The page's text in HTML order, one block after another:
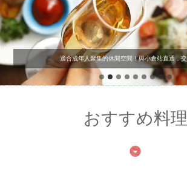
適合成年人聚集的休閒空間！與小倉站直通，交
おすすめ料理